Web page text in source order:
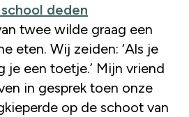
deden
twee wilde graag een
eten. Wij zeiden: ‘Als je
je een toetje.’ Mijn vriend
in gesprek toen onze
op de schoot van